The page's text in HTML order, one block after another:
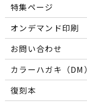
特集ページ
オンデマンド印刷
お問い合わせ
カラーハガキ（DM）
復刻本